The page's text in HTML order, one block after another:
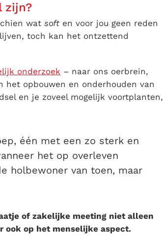
zijn?
wat soft en voor jou geen reden
toch kan het ontzettend
onderzoek – naar ons oerbrein,
opbouwen en onderhouden van
en je zoveel mogelijk voortplanten,
één met een zo sterk en
het op overleven
holbewoner van toen, maar
of zakelijke meeting niet alleen
ook op het menselijke aspect.